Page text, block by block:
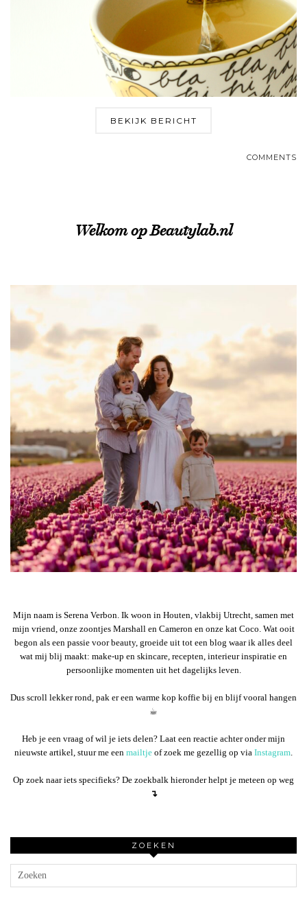
BEKIJK BERICHT
COMMENTS
Welkom op Beautylab.nl
Mijn naam is Serena Verbon. Ik woon in Houten, vlakbij Utrecht, samen met
mijn vriend, onze zoontjes Marshall en Cameron en onze kat Coco. Wat ooit
begon als een passie voor beauty, groeide uit tot een blog waar ik alles deel
wat mij blij maakt: make-up en skincare, recepten, interieur inspiratie en
persoonlijke momenten uit het dagelijks leven.
Dus scroll lekker rond, pak er een warme kop koffie bij en blijf vooral hangen
☕︎
Heb je een vraag of wil je iets delen? Laat een reactie achter onder mijn
nieuwste artikel, stuur me een mailtje of zoek me gezellig op via Instagram
Op zoek naar iets specifieks? De zoekbalk hieronder helpt je meteen op weg
↴
ZOEKEN